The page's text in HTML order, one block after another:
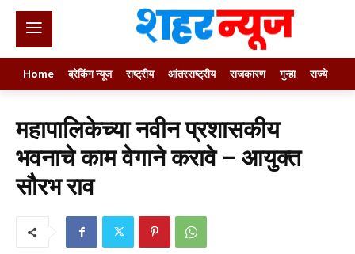
Home ब्रेकिंग न्यूज राष्ट्रीय आंतरराष्ट्रीय राजकारण गुन्हा राज्ये
महापालिकेच्या नवीन प्रशासकीय
भवनाचे काम वेगाने करावे – आयुक्त
सौरभ राव